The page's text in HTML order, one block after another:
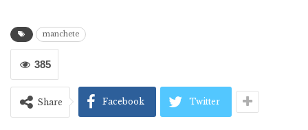
manchete
385
Share Facebook Twitter